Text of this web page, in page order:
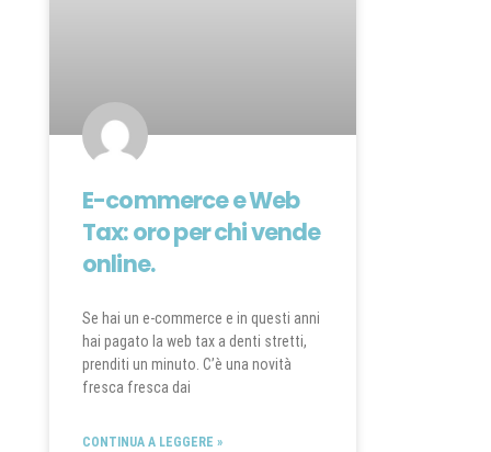
E-commerce e Web
Tax: oro per chi vende
online.
Se hai un e-commerce e in questi anni
hai pagato la web tax a denti stretti,
prenditi un minuto. C’è una novità
fresca fresca dai
CONTINUA A LEGGERE »